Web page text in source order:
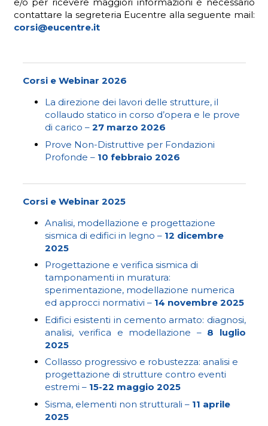
e/o per ricevere maggiori informazioni è necessario
contattare la segreteria Eucentre alla seguente mail:
corsi@eucentre.it
Corsi e Webinar 2026
La direzione dei lavori delle strutture, il
collaudo statico in corso d’opera e le prove
di carico – 27 marzo 2026
Prove Non-Distruttive per Fondazioni
Profonde – 10 febbraio 2026
Corsi e Webinar 2025
Analisi, modellazione e progettazione
sismica di edifici in legno – 12 dicembre
2025
Progettazione e verifica sismica di
tamponamenti in muratura:
sperimentazione, modellazione numerica
ed approcci normativi – 14 novembre 2025
Edifici esistenti in cemento armato: diagnosi,
analisi, verifica e modellazione – 8 luglio
2025
Collasso progressivo e robustezza: analisi e
progettazione di strutture contro eventi
estremi – 15-22 maggio 2025
Sisma, elementi non strutturali – 11 aprile
2025